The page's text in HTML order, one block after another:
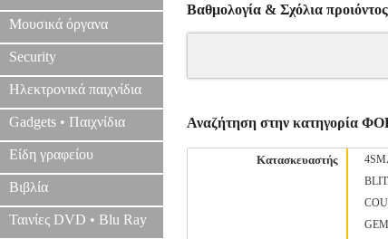
Μουσικά όργανα
Security
Ηλεκτρονικά παιχνίδια
Gadgets • Παιχνίδια
Είδη γραφείου
Βιβλία
Ταινίες DVD • Blu Ray
Βαθμολογία & Σχόλια προιόντος
Αναζήτηση στην κατηγορία
Κατασκευαστής